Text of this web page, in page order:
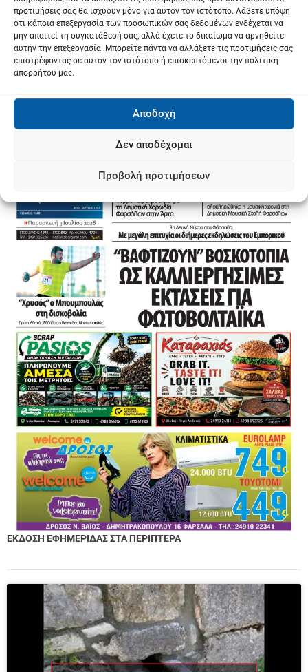
προτιμήσεις σας θα ισχύουν μόνο για αυτόν τον ιστότοπο. Λάβετε υπόψη
ότι κάποια επεξεργασία των προσωπικών σας δεδομένων ενδέχεται να
μην απαιτεί τη συγκατάθεσή σας, αλλά έχετε το δικαίωμα να αρνηθείτε
αυτήν την επεξεργασία. Μπορείτε πάντα να αλλάξετε τις προτιμήσεις σας
επιστρέφοντας σε αυτόν τον ιστότοπο ή επισκεπτόμενοι την πολιτική
απορρήτου μας.
Αποδοχή
Δεν αποδέχομαι
Προβολή προτιμήσεων
ΕΚΔΟΣΗ ΕΦΗΜΕΡΙΔΑΣ ΣΤΑ ΠΕΡΙΠΤΕΡΑ